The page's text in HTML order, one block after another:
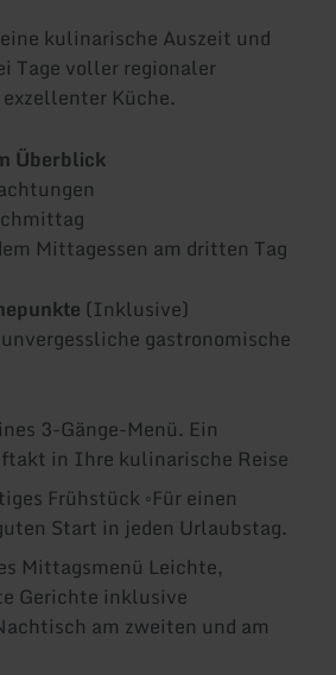
kulinarische Auszeit und
Tage voller regionaler
Küche.
Überblick
Mittagessen am dritten Tag
(Inklusive)
gastronomische
3-Gänge-Menü. Ein
in Ihre kulinarische Reise
Frühstück ◦Für einen
Start in jeden Urlaubstag.
Mittagsmenü Leichte,
Gerichte inklusive
am zweiten und am